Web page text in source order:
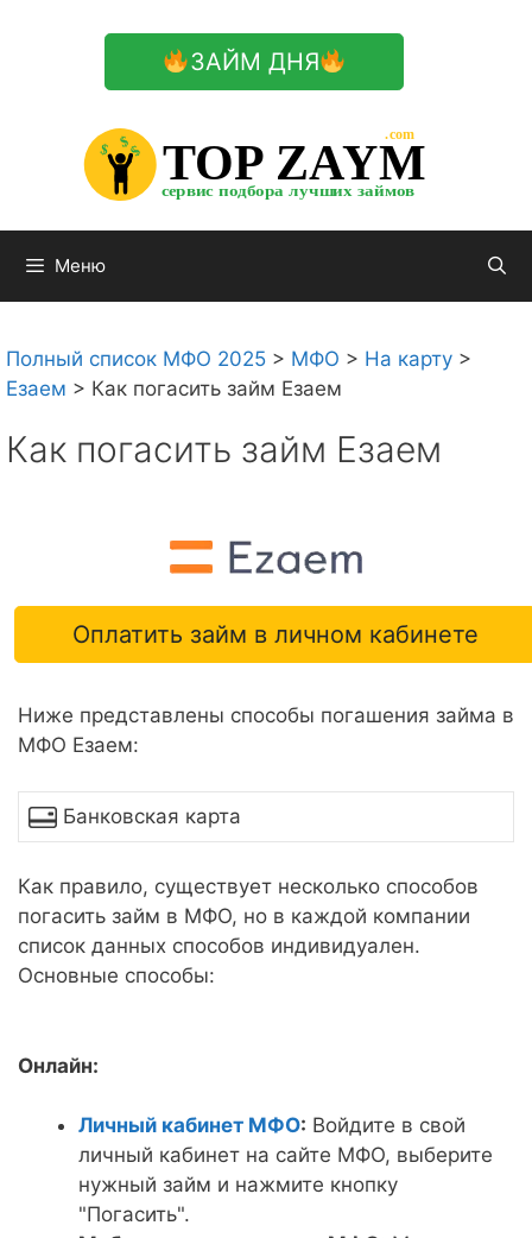
ЗАЙМ ДНЯ
TOP ZAYM
сервис подбора лучших займов
.com
$
$
$
Меню
Полный список МФО 2025 > МФО > На карту >
Езаем > Как погасить займ Езаем
Как погасить займ Езаем
Оплатить займ в личном кабинете
Ниже представлены способы погашения займа в
МФО Езаем:
Банковская карта
Как правило, существует несколько способов
погасить займ в МФО, но в каждой компании
список данных способов индивидуален.
Основные способы:
Онлайн:
Личный кабинет МФО: Войдите в свой
личный кабинет на сайте МФО, выберите
нужный займ и нажмите кнопку
"Погасить".